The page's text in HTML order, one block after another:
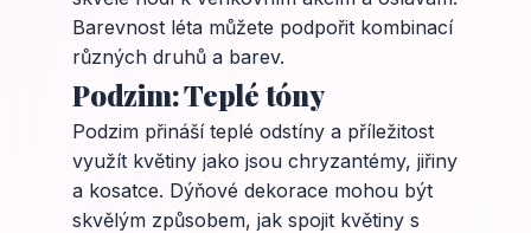
Barevnost léta můžete podpořit kombinací
různých druhů a barev.
Podzim: Teplé tóny
Podzim přináší teplé odstíny a příležitost
využít květiny jako jsou chryzantémy, jiřiny
a kosatce. Dýňové dekorace mohou být
skvělým způsobem, jak spojit květiny s